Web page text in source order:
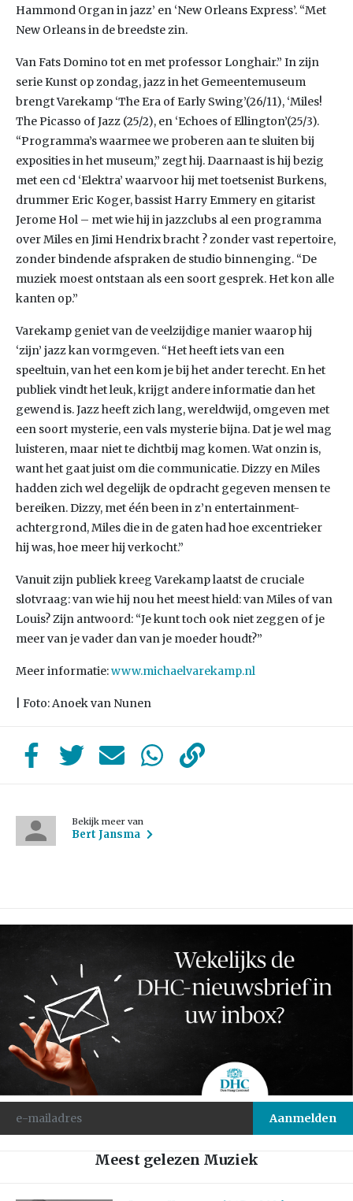
Hammond Organ in jazz’ en ‘New Orleans Express’. “Met
New Orleans in de breedste zin.
Van Fats Domino tot en met professor Longhair.” In zijn
serie Kunst op zondag, jazz in het Gemeentemuseum
brengt Varekamp ‘The Era of Early Swing’(26/11), ‘Miles!
The Picasso of Jazz (25/2), en ‘Echoes of Ellington’(25/3).
“Programma’s waarmee we proberen aan te sluiten bij
exposities in het museum,” zegt hij. Daarnaast is hij bezig
met een cd ‘Elektra’ waarvoor hij met toetsenist Burkens,
drummer Eric Koger, bassist Harry Emmery en gitarist
Jerome Hol – met wie hij in jazzclubs al een programma
over Miles en Jimi Hendrix bracht ? zonder vast repertoire,
zonder bindende afspraken de studio binnenging. “De
muziek moest ontstaan als een soort gesprek. Het kon alle
kanten op.”
Varekamp geniet van de veelzijdige manier waarop hij
‘zijn’ jazz kan vormgeven. “Het heeft iets van een
speeltuin, van het een kom je bij het ander terecht. En het
publiek vindt het leuk, krijgt andere informatie dan het
gewend is. Jazz heeft zich lang, wereldwijd, omgeven met
een soort mysterie, een vals mysterie bijna. Dat je wel mag
luisteren, maar niet te dichtbij mag komen. Wat onzin is,
want het gaat juist om die communicatie. Dizzy en Miles
hadden zich wel degelijk de opdracht gegeven mensen te
bereiken. Dizzy, met één been in z’n entertainment-
achtergrond, Miles die in de gaten had hoe excentrieker
hij was, hoe meer hij verkocht.”
Vanuit zijn publiek kreeg Varekamp laatst de cruciale
slotvraag: van wie hij nou het meest hield: van Miles of van
Louis? Zijn antwoord: “Je kunt toch ook niet zeggen of je
meer van je vader dan van je moeder houdt?”
Meer informatie:www.michaelvarekamp.nl
| Foto: Anoek van Nunen
Bekijk meer van
Bert Jansma
Meest gelezen Muziek